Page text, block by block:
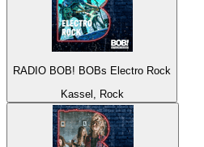
RADIO BOB! BOBs Electro Rock
Kassel, Rock